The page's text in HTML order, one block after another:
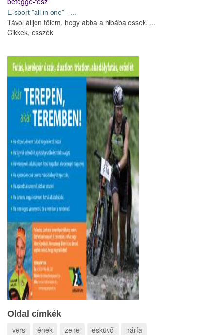
E-sport "all in one" - ...
Távol álljon tőlem, hogy abba a hibába essek, ...
Cikkek, esszék
Oldal címkék
vers
ének zene esküvő hárfa